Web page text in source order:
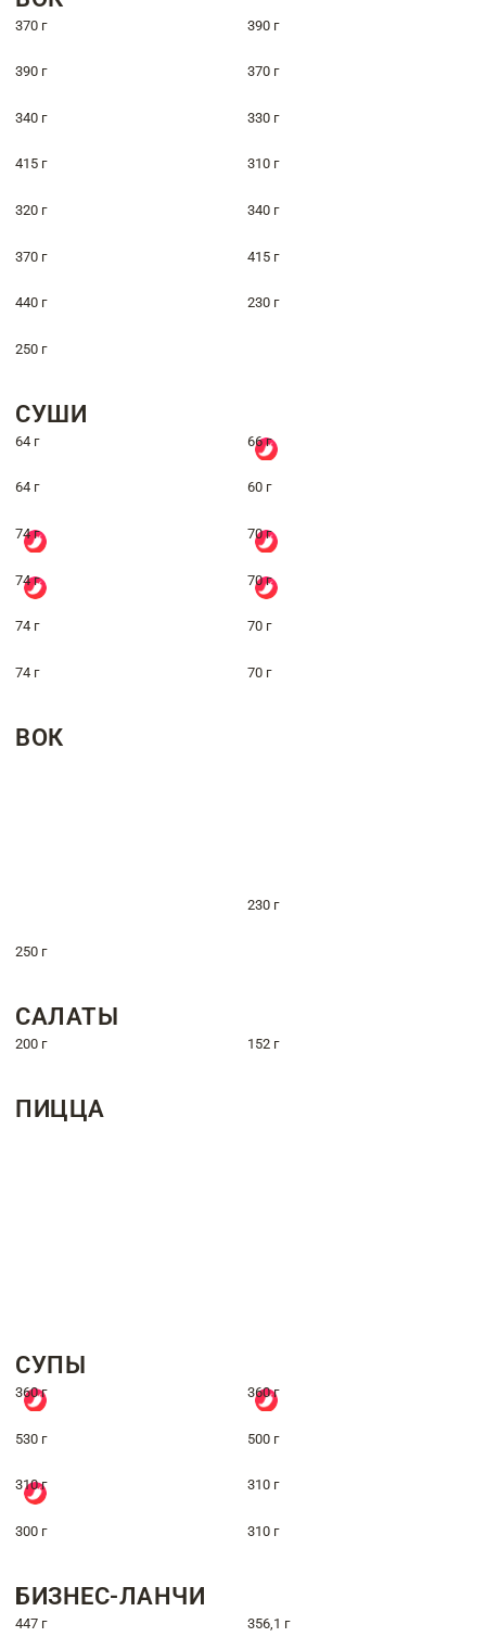
370 г 390 г
390 г 370 г
340 г 330 г
415 г 310 г
320 г 340 г
370 г 415 г
440 г 230 г
250 г
СУШИ
64 г 66 г
64 г 60 г
74 г 70 г
74 г 70 г
74 г 70 г
74 г 70 г
ВОК
230 г
250 г
САЛАТЫ
200 г 152 г
ПИЦЦА
СУПЫ
360 г 360 г
530 г 500 г
310 г 310 г
300 г 310 г
БИЗНЕС-ЛАНЧИ
447 г 356,1 г